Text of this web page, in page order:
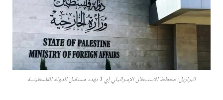
البرازيل: مخطط الاستيطان الإسرائيلي إي 1 يهدد مستقبل الدولة الفلسطينية